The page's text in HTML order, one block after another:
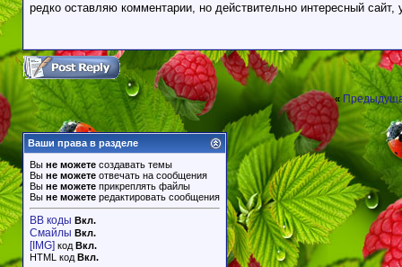
редко оставляю комментарии, но действительно интересный сайт,
«
Ваши права в разделе
Вы не можете создавать темы
Вы не можете отвечать на сообщения
Вы не можете прикреплять файлы
Вы не можете редактировать сообщения
BB коды Вкл.
Смайлы Вкл.
[IMG] код Вкл.
HTML код Вкл.